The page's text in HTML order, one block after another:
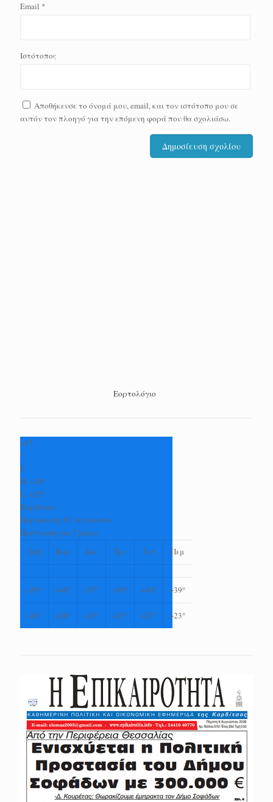
Email *
Ιστότοπος
Αποθήκευσε το όνομά μου, email, και τον ιστότοπο μου σε
αυτόν τον πλοηγό για την επόμενη φορά που θα σχολιάσω.
Εορτολόγιο
+37
°
C
H: +38°
L: +25°
Καρδίτσα
Παρασκευή, 07 Αύγουστος
Πρόγνωση για 7 μέρες
Σαβ
Κυρ Δευ Τρι Τετ Πεμ
+39° +40° +37° +39° +40° +39°
+26° +26° +25° +23° +23° +23°